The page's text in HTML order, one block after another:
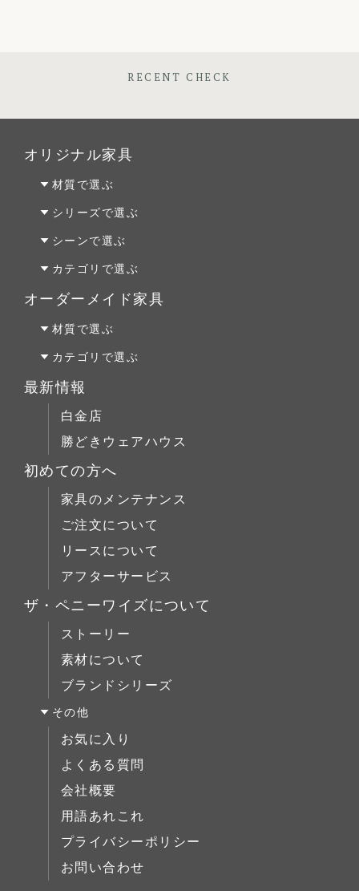
RECENT CHECK
オリジナル家具
材質で選ぶ
オーク材
パイン材
チェリー材
シリーズで選ぶ
Penny Wise(ペニーワイズ)
colonalteak(コロニアルチーク)
Lloyd Loom(ロイドルーム)
シーンで選ぶ
リビング
ダイニング
カテゴリで選ぶ
テーブルALL
テーブルS
チェア
キャビネット
コーヒーテーブル
ローボード
チェスト
ブックケース
デスク
ベッド
ミラー/スモールアイテム
サイドボード
展示中
オーダーメイド家具
オーダーファニチャー
オーダーキッチン＆洗面
リフォーム
材質で選ぶ
オーク材
パイン材
チェリー材
カテゴリで選ぶ
テーブルALL
テーブルS
テーブルM
テーブルL
ブックケース
デスク
ベッド
ミラー/スモールアイテム
サイドボード
展示中
最新情報
白金店
勝どきウェアハウス
初めての方へ
家具のメンテナンス
ご注文について
リースについて
アフターサービス
ザ・ペニーワイズについて
ストーリー
素材について
ブランドシリーズ
その他
お気に入り
よくある質問
会社概要
用語あれこれ
プライバシーポリシー
お問い合わせ